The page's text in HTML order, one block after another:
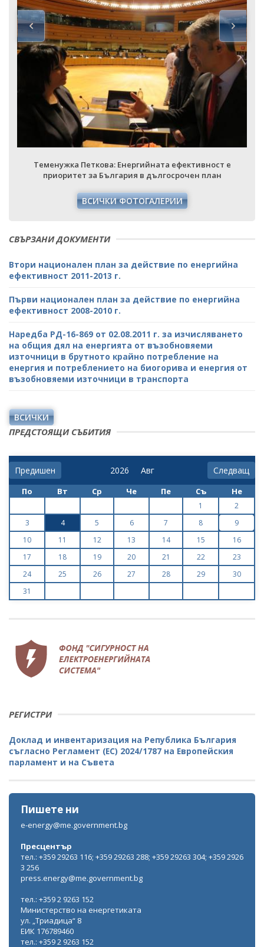
Теменужка Петкова: Енергийната ефективност е
приоритет за България в дългосрочен план
ВСИЧКИ ФОТОГАЛЕРИИ
СВЪРЗАНИ ДОКУМЕНТИ
Втори национален план за действие по енергийна
ефективност 2011-2013 г.
Първи национален план за действие по енергийна
ефективност 2008-2010 г.
Наредба РД-16-869 от 02.08.2011 г. за изчисляването
на общия дял на енергията от възобновяеми
източници в брутното крайно потребление на
енергия и потреблението на биогорива и енергия от
възобновяеми източници в транспорта
ВСИЧКИ
ПРЕДСТОЯЩИ СЪБИТИЯ
Предишен Следващ
По Вт Ср Че Пе Съ Не
1
2
3
4 5 6 7 8
9
10
11 12 13 14 15
16
17
18 19 20 21 22
23
24
25 26 27 28 29
30
31
РЕГИСТРИ
Доклад и инвентаризация на Република България
съгласно Регламент (ЕС) 2024/1787 на Европейския
парламент и на Съвета
Пишете ни
e-energy@me.government.bg
Пресцентър
тел.: +359 29263 116; +359 29263 288; +359 29263 304; +359 2926
3 256
press.energy@me.government.bg
тел.: +359 2 9263 152
Министерство на енергетиката
ул. „Триадица“ 8
ЕИК 176789460
тел.: +359 2 9263 152